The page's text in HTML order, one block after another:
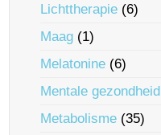
Lichttherapie (6)
Maag (1)
Melatonine (6)
Mentale gezondheid
Metabolisme (35)